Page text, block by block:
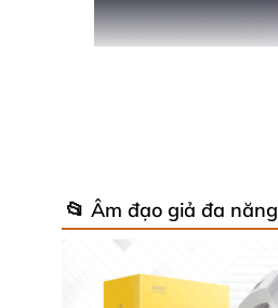
📂 Âm đạo giả đa năng